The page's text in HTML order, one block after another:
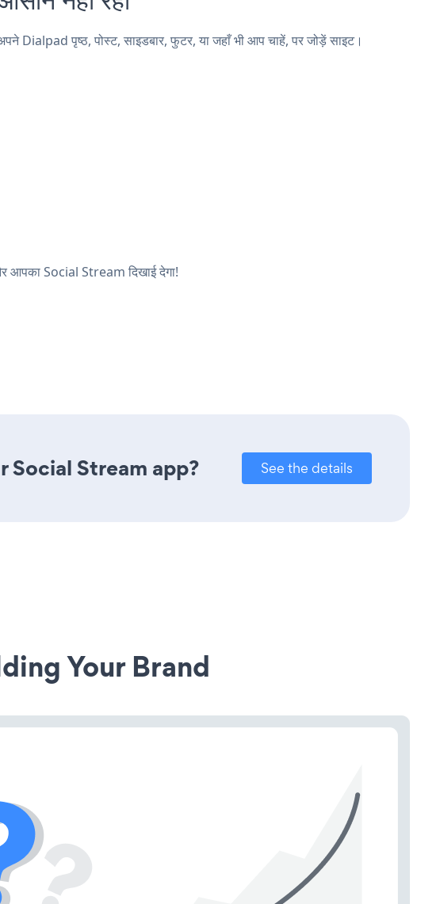
पृष्ठ, पोस्ट, साइडबार, फुटर, या जहाँ भी आप चाहें, पर जोड़ें साइट।
आपका Social Stream दिखाई देगा!
Stream app? See the details
Your Brand